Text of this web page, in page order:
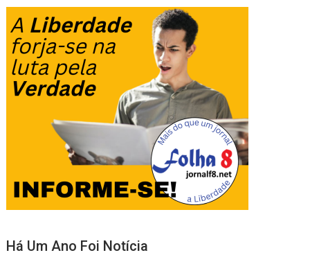
Há Um Ano Foi Notícia